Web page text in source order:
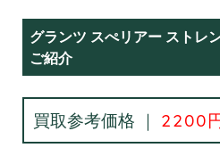
グランツ スぺリアー ストレ
ご紹介
買取参考価格 ｜ 2200